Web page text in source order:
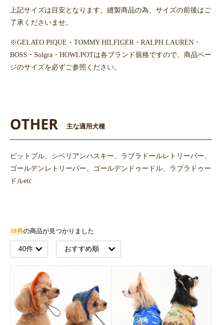
上記サイズは目安となります。縫製商品の為、サイズの前後はご
了承くださいませ。
※GELATO PIQUE・TOMMY HILFIGER・RALPH LAUREN・
BOSS・Solgra・HOWLPOTは各ブランド規格ですので、商品ペー
ジのサイズを必ずご参照ください。
OTHER 主な適用犬種
ピットブル、シベリアンハスキー、ラブラドールレトリーバー、
ゴールデンレトリーバー、ゴールデンドゥードル、ラブラドゥー
ドルetc
38件の商品が見つかりました